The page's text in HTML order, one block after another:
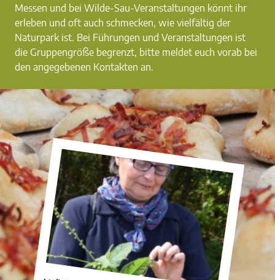
Messen und bei Wilde-Sau-Veranstaltungen könnt ihr
erleben und oft auch schmecken, wie vielfältig der
Naturpark ist. Bei Führungen und Veranstaltungen ist
die Gruppengröße begrenzt, bitte meldet euch vorab bei
den angegebenen Kontakten an.